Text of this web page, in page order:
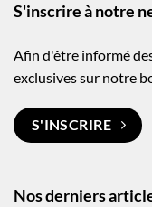
Nos derniers
S'inscrire à notre
Afin d'être informé
exclusives sur notre
S'INSCRIRE